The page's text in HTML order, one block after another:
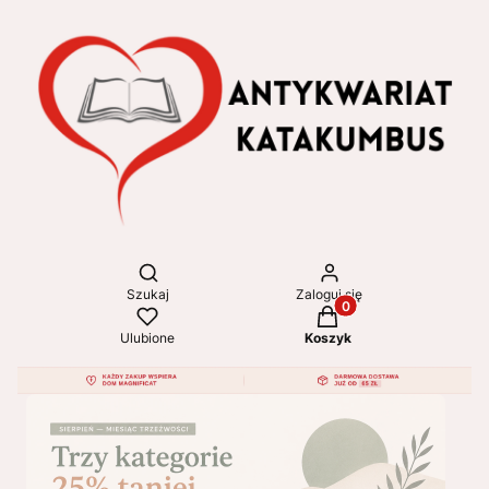
Otwórz wyszukiwarkę
Szukaj Zaloguj się
Ulubione
Produkty w koszyku:
Koszyk